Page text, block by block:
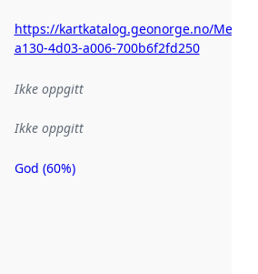
https://kartkatalog.geonorge.no/
a130-4d03-a006-700b6f2fd250
Ikke oppgitt
Ikke oppgitt
Metadatakvalitet
God (60%)